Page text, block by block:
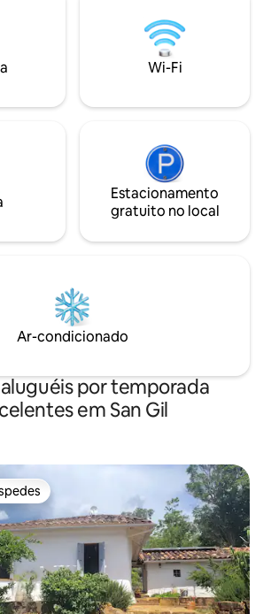
totalmente
de lavar roupas •
• Balcão de café da
• Conta da Netflix
barril. Nade em
cercada pela
energias.
Wi-Fi
Estacionamento
gratuito no local
Ar-condicionado
por temporada
em San Gil